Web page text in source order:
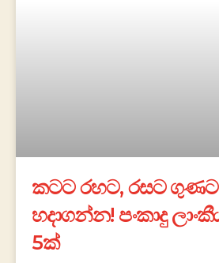
කටට රහට, රසට
හදාගන්න! පංකාදු
5ක්